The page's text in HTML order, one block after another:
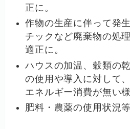
正に。
作物の生産に伴って発
チックなど廃棄物の処
適正に。
ハウスの加温、穀類の
の使用や導入に対して
エネルギー消費が無い様
肥料・農薬の使用状況